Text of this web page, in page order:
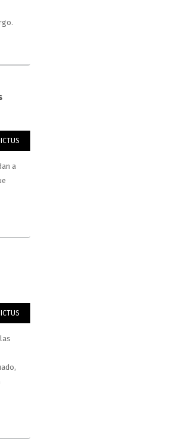
ICTUS
a
ICTUS